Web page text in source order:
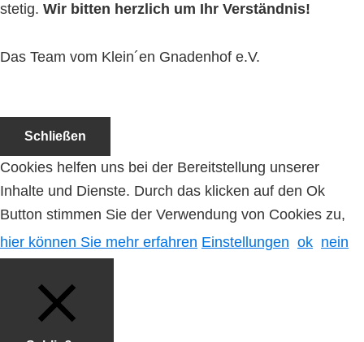
stetig. Wir bitten herzlich um Ihr Verständnis!
Das Team vom Klein´en Gnadenhof e.V.
Schließen
Cookies helfen uns bei der Bereitstellung unserer
Inhalte und Dienste. Durch das klicken auf den Ok
Button stimmen Sie der Verwendung von Cookies zu,
hier können Sie mehr erfahren Einstellungen ok nein